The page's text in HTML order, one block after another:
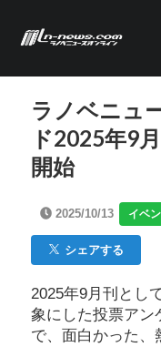
ラノベニュ
ド2025年9
開始
2025/10/13 イベ
シェアする
2025年9月刊とし
象にした投票アン
で、面白かった、